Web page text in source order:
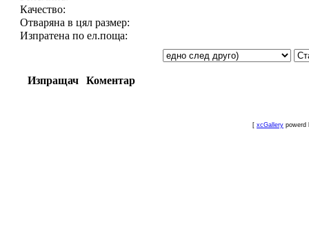
Качество:
Отваряна в цял размер:
Изпратена по ел.поща:
Изпращач Коментар
[ xcGallery